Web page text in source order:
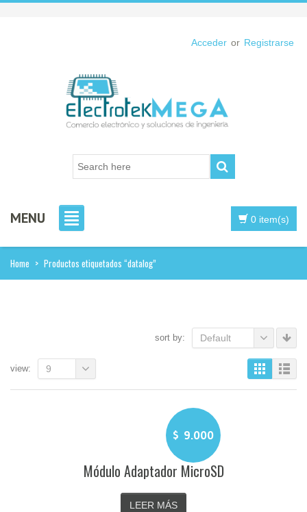
Acceder or Registrarse
MENU 0 item(s)
Home > Productos etiquetados “datalog”
sort by: Default
view: 9
$ 9.000
Módulo Adaptador MicroSD
LEER MÁS